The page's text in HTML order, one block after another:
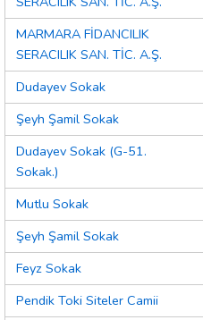
MARMARA FİDANCILIK
SERACILIK SAN. TİC. A.Ş.
Dudayev Sokak
Şeyh Şamil Sokak
Dudayev Sokak (G-51.
Sokak.)
Mutlu Sokak
Şeyh Şamil Sokak
Feyz Sokak
Pendik Toki Siteler Camii